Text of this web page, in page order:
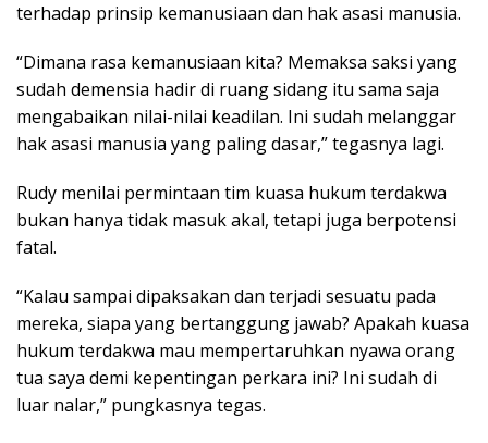
terhadap prinsip kemanusiaan dan hak asasi manusia.
“Dimana rasa kemanusiaan kita? Memaksa saksi yang
sudah demensia hadir di ruang sidang itu sama saja
mengabaikan nilai-nilai keadilan. Ini sudah melanggar
hak asasi manusia yang paling dasar,” tegasnya lagi.
Rudy menilai permintaan tim kuasa hukum terdakwa
bukan hanya tidak masuk akal, tetapi juga berpotensi
fatal.
“Kalau sampai dipaksakan dan terjadi sesuatu pada
mereka, siapa yang bertanggung jawab? Apakah kuasa
hukum terdakwa mau mempertaruhkan nyawa orang
tua saya demi kepentingan perkara ini? Ini sudah di
luar nalar,” pungkasnya tegas.